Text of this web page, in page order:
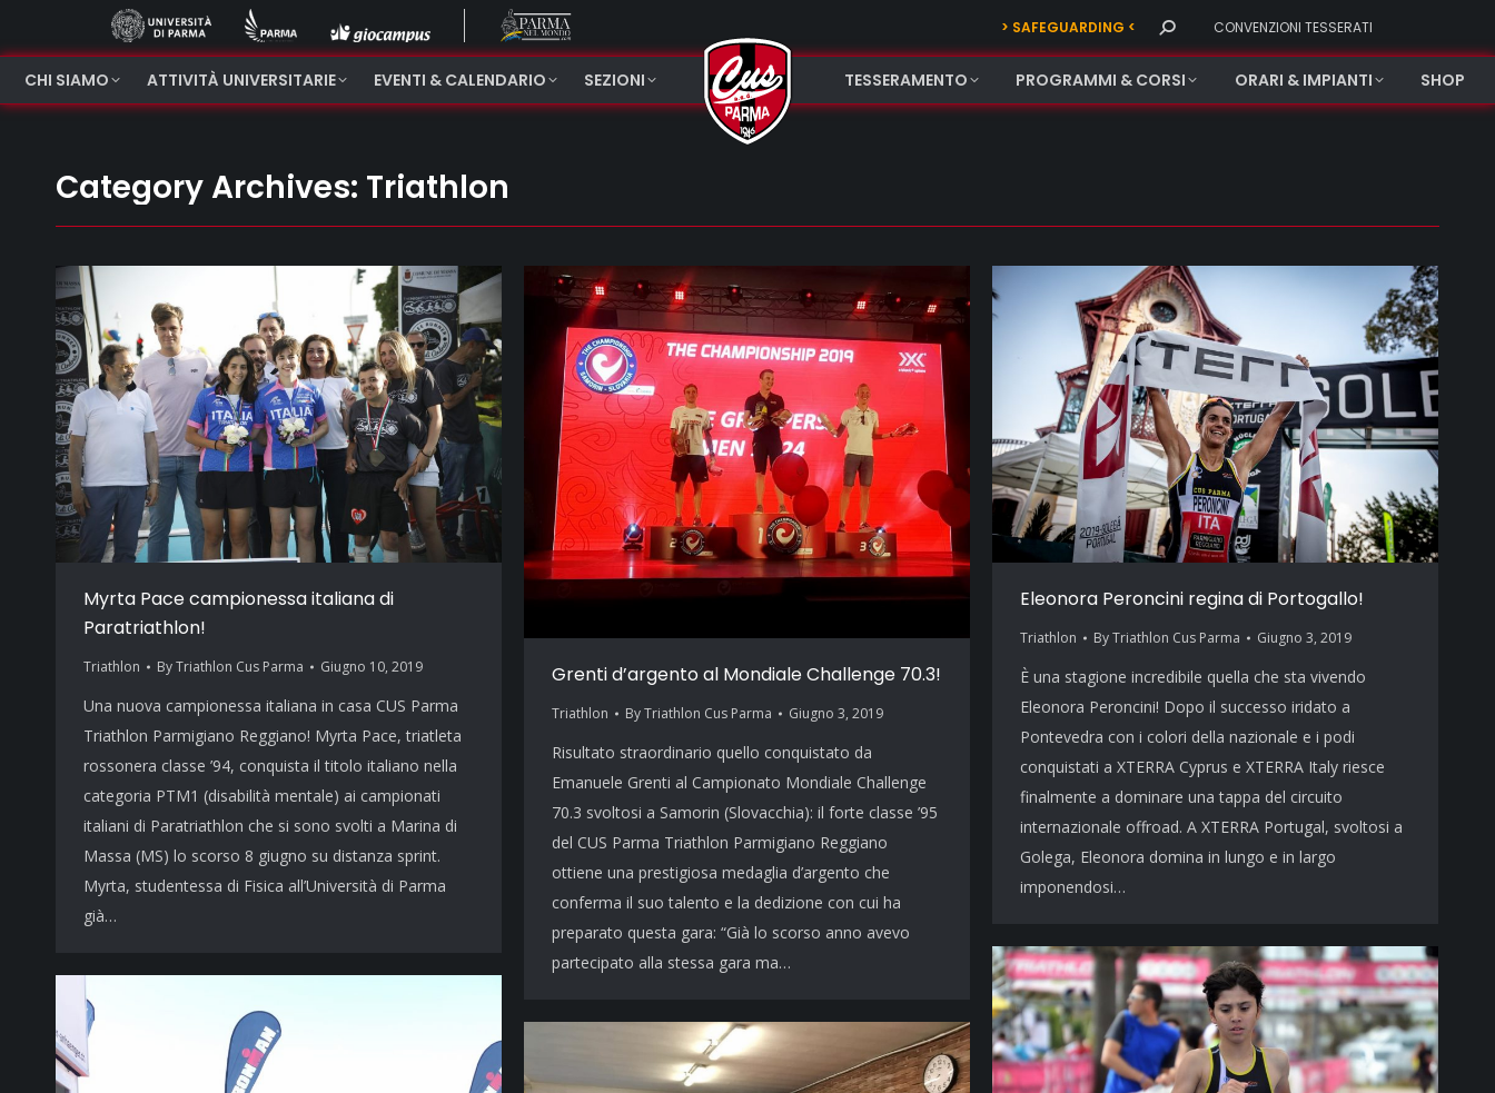
> SAFEGUARDING < Search: CONVENZIONI TESSERATI
CHI SIAMO ATTIVITÀ UNIVERSITARIE EVENTI & CALENDARIO SEZIONI TESSERAMENTO PROGRAMMI & CORSI ORARI & IMPIANTI SHOP
Category Archives: Triathlon
Myrta Pace campionessa italiana di
Paratriathlon!
Triathlon ByTriathlon Cus Parma Giugno 10, 2019
Una nuova campionessa italiana in casa CUS Parma
Triathlon Parmigiano Reggiano! Myrta Pace, triatleta
rossonera classe ’94, conquista il titolo italiano nella
categoria PTM1 (disabilità mentale) ai campionati
italiani di Paratriathlon che si sono svolti a Marina di
Massa (MS) lo scorso 8 giugno su distanza sprint.
Myrta, studentessa di Fisica all’Università di Parma
già…
Grenti d’argento al Mondiale Challenge 70.3!
Triathlon ByTriathlon Cus Parma Giugno 3, 2019
Risultato straordinario quello conquistato da
Emanuele Grenti al Campionato Mondiale Challenge
70.3 svoltosi a Samorin (Slovacchia): il forte classe ’95
del CUS Parma Triathlon Parmigiano Reggiano
ottiene una prestigiosa medaglia d’argento che
conferma il suo talento e la dedizione con cui ha
preparato questa gara: “Già lo scorso anno avevo
partecipato alla stessa gara ma…
Eleonora Peroncini regina di Portogallo!
Triathlon ByTriathlon Cus Parma Giugno 3, 2019
È una stagione incredibile quella che sta vivendo
Eleonora Peroncini! Dopo il successo iridato a
Pontevedra con i colori della nazionale e i podi
conquistati a XTERRA Cyprus e XTERRA Italy riesce
finalmente a dominare una tappa del circuito
internazionale offroad. A XTERRA Portugal, svoltosi a
Golega, Eleonora domina in lungo e in largo
imponendosi…